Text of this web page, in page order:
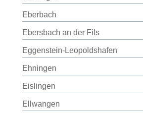
Eberbach
Ebersbach an der Fils
Eggenstein-Leopoldshafen
Ehningen
Eislingen
Ellwangen